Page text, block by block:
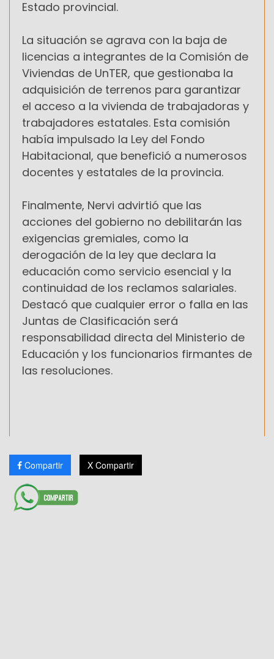
Estado provincial.
La situación se agrava con la baja de
licencias a integrantes de la Comisión de
Viviendas de UnTER, que gestionaba la
adquisición de terrenos para garantizar
el acceso a la vivienda de trabajadoras y
trabajadores estatales. Esta comisión
había impulsado la Ley del Fondo
Habitacional, que benefició a numerosos
docentes y estatales de la provincia.
Finalmente, Nervi advirtió que las
acciones del gobierno no debilitarán las
exigencias gremiales, como la
derogación de la ley que declara la
educación como servicio esencial y la
continuidad de los reclamos salariales.
Destacó que cualquier error o falla en las
Juntas de Clasificación será
responsabilidad directa del Ministerio de
Educación y los funcionarios firmantes de
las resoluciones.
Compartir X Compartir